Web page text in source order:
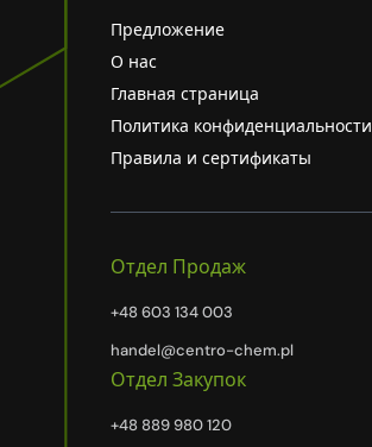
Предложение
О нас
Главная страница
Политика конфиденциальности
Правила и сертификаты
Отдел Продаж
+48 603 134 003
handel@centro-chem.pl
Отдел Закупок
+48 889 980 120